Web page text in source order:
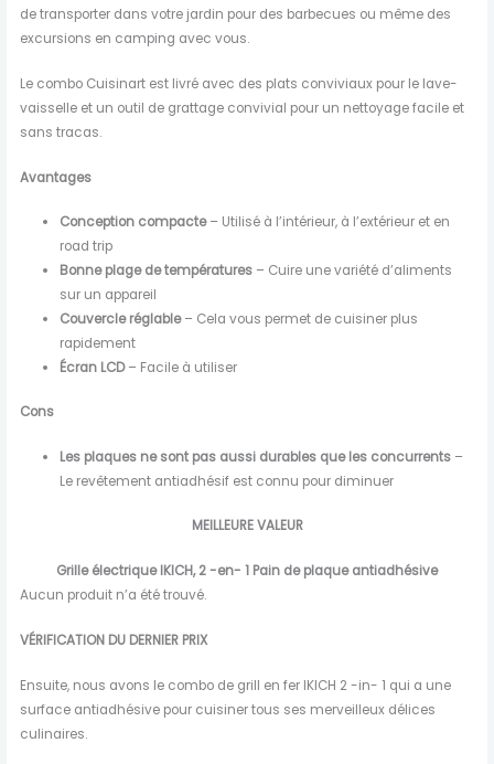
de transporter dans votre jardin pour des barbecues ou même des
excursions en camping avec vous.
Le combo Cuisinart est livré avec des plats conviviaux pour le lave-
vaisselle et un outil de grattage convivial pour un nettoyage facile et
sans tracas.
Avantages
Conception compacte– Utilisé à l’intérieur, à l’extérieur et en
road trip
Bonne plage de températures– Cuire une variété d’aliments
sur un appareil
Couvercle réglable– Cela vous permet de cuisiner plus
rapidement
Écran LCD– Facile à utiliser
Cons
Les plaques ne sont pas aussi durables que les concurrents–
Le revêtement antiadhésif est connu pour diminuer
MEILLEURE VALEUR
Grille électrique IKICH, 2 -en- 1 Pain de plaque antiadhésive
Aucun produit n’a été trouvé.
VÉRIFICATION DU DERNIER PRIX
Ensuite, nous avons le combo de grill en fer IKICH 2 -in- 1 qui a une
surface antiadhésive pour cuisiner tous ses merveilleux délices
culinaires.